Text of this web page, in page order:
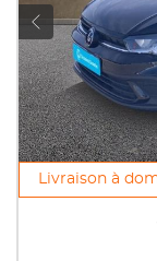
Livraison à